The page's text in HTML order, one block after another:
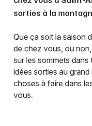
sorties à la
Que ça soit la saison
de chez vous, ou
sur les sommets
idées sorties au
choses à faire dans
vous.